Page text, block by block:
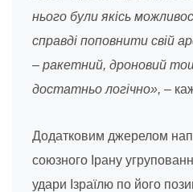
нього були якісь
справді поповнити свій
– ракетний, дроновий
достатньо логічно», –
Додатковим джерелом
союзного Ірану
удари Ізраїлю по його